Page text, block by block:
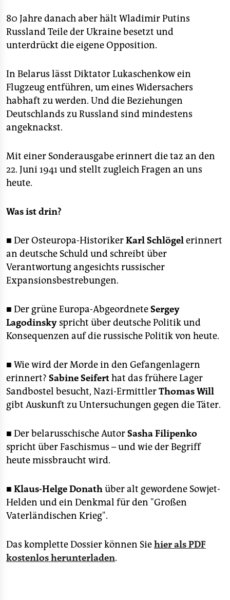
80 Jahre danach aber hält Wladimir Putins
Russland Teile der Ukraine besetzt und
unterdrückt die eigene Opposition.
In Belarus lässt Diktator Lukaschenkow ein
Flugzeug entführen, um eines Widersachers
habhaft zu werden. Und die Beziehungen
Deutschlands zu Russland sind mindestens
angeknackst.
Mit einer Sonderausgabe erinnert die taz an den
22. Juni 1941 und stellt zugleich Fragen an uns
heute.
Was ist drin?
■ Der Osteuropa-HistorikerKarl Schlögelerinnert
an deutsche Schuld und schreibt über
Verantwortung angesichts russischer
Expansionsbestrebungen.
■ Der grüne Europa-AbgeordneteSergey
Lagodinsky spricht über deutsche Politik und
Konsequenzen auf die russische Politik von heute.
■ Wie wird der Morde in den Gefangenlagern
erinnert? Sabine Seiferthat das frühere Lager
Sandbostel besucht, Nazi-ErmittlerThomas Will
gibt Auskunft zu Untersuchungen gegen die Täter.
■ Der belarusschische AutorSasha Filipenko
spricht über Faschismus – und wie der Begriff
heute missbraucht wird.
■ Klaus-Helge Donathüber alt gewordene Sowjet-
Helden und ein Denkmal für den "Großen
Vaterländischen Krieg".
Das komplette Dossier können Siehier als PDF
kostenlos herunterladen.